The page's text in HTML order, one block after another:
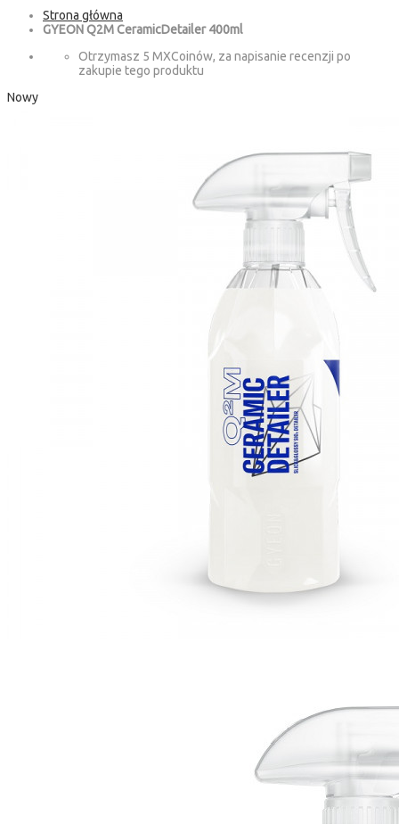
Strona główna
GYEON Q2M CeramicDetailer 400ml
Otrzymasz 5 MXCoinów, za napisanie recenzji po
zakupie tego produktu
Nowy